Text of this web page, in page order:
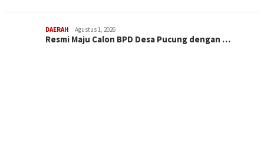
DAERAH Agustus 1, 2026
Resmi Maju Calon BPD Desa Pucung dengan …